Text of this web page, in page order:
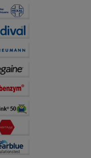
sich
der Nutzung
Hilfe wir unsere
Werbung auf
zu gestalten.
teilweise an
Medien